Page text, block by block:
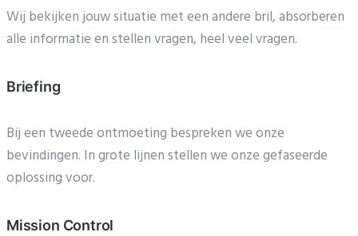
Wij bekijken jouw situatie met een andere bril, absorberen
alle informatie en stellen vragen, heel veel vragen.
Briefing
Bij een tweede ontmoeting bespreken we onze
bevindingen. In grote lijnen stellen we onze gefaseerde
oplossing voor.
Mission Control